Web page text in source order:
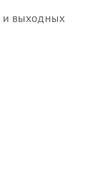
и выходных